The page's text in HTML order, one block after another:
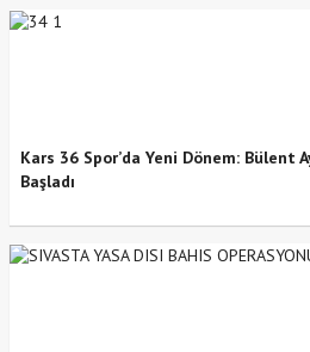
Kars 36 Spor’da Yeni Dönem: Bülent
Başladı